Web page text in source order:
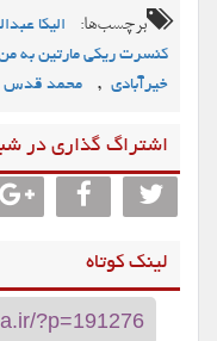
برچسب‌ها: الیکا
کنسرت ریکی مارتین به
خیرآبادی , محمد قدس
اشتراگ گذاری در
لینک کوتاه